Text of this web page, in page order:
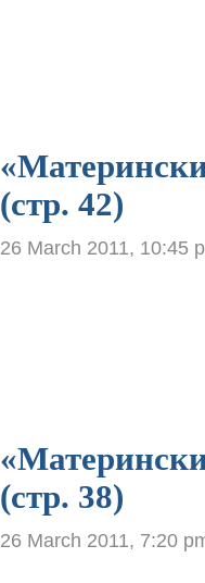
(стр. 42)
26 March 2011, 10:45
(стр. 38)
26 March 2011, 7:20